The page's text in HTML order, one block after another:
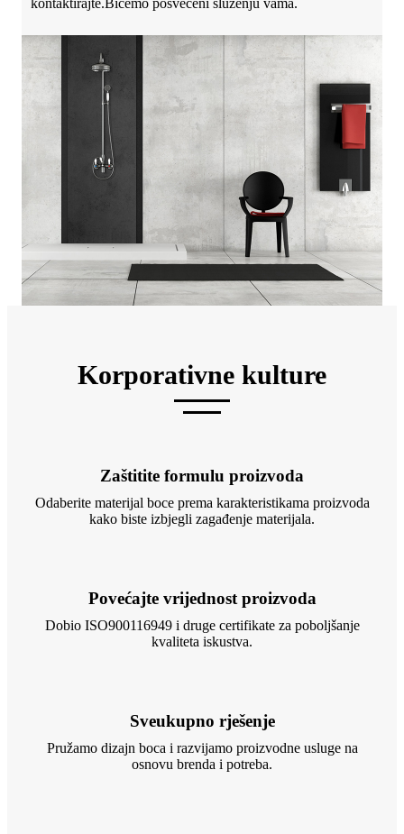
kontaktirajte.Bićemo posvećeni služenju vama.
Korporativne kulture
Zaštitite formulu proizvoda
Odaberite materijal boce prema karakteristikama proizvoda
kako biste izbjegli zagađenje materijala.
Povećajte vrijednost proizvoda
Dobio ISO900116949 i druge certifikate za poboljšanje
kvaliteta iskustva.
Sveukupno rješenje
Pružamo dizajn boca i razvijamo proizvodne usluge na
osnovu brenda i potreba.